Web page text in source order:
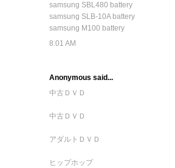
samsung SBL480 battery
samsung SLB-10A battery
samsung M100 battery
8:01 AM
Anonymous said...
中古ＤＶＤ
中古ＤＶＤ
アダルトＤＶＤ
ヒップホップ